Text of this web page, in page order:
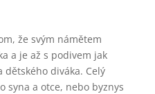
že svým námětem
a je až s podivem jak
diváka. Celý
syna a otce, nebo byznys